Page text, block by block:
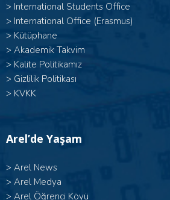
> International Students Office
> International Office (Erasmus)
> Kütüphane
> Akademik Takvim
> Kalite Politikamız
> Gizlilik Politikası
> KVKK
Arel’de Yaşam
> Arel News
> Arel Medya
> Arel Öğrenci Köyü